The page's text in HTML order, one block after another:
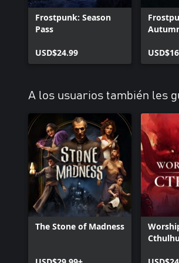
Frostpunk: Season
Pass
USD$24.99
A los usuarios también les
The Stone of Madness
Cthulhu